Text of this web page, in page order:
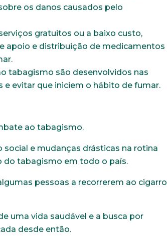
os danos causados pelo
gratuitos ou a baixo custo,
apoio e distribuição de medicamentos
tabagismo são desenvolvidos nas
e evitar que iniciem o hábito de fumar.
ao tabagismo.
e mudanças drásticas na rotina
do tabagismo em todo o país.
pessoas a recorrerem ao cigarro
uma vida saudável e a busca por
desde então.
Feminino Outros